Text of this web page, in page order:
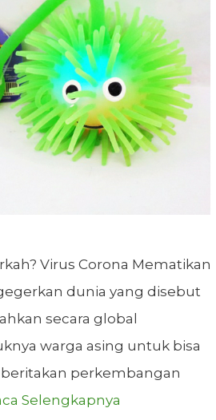
Virus Corona Mematikan
dunia yang disebut
secara global
warga asing untuk bisa
perkembangan
Selengkapnya